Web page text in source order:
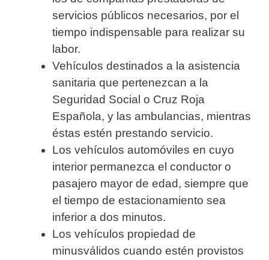
servicios públicos necesarios, por el
tiempo indispensable para realizar su
labor.
Vehículos destinados a la asistencia
sanitaria que pertenezcan a la
Seguridad Social o Cruz Roja
Española, y las ambulancias, mientras
éstas estén prestando servicio.
Los vehículos automóviles en cuyo
interior permanezca el conductor o
pasajero mayor de edad, siempre que
el tiempo de estacionamiento sea
inferior a dos minutos.
Los vehículos propiedad de
minusválidos cuando estén provistos